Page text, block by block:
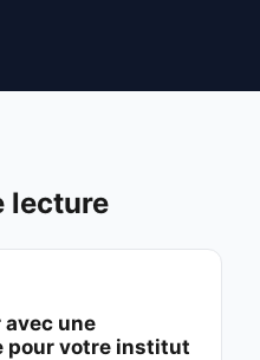
lecture
une
pour votre institut